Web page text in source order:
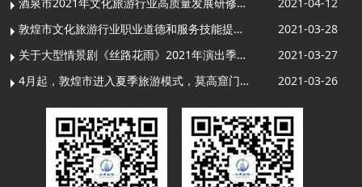
敦煌市文化旅游行业职业道德和服务技能提升导游专项培训成功举办
2021-03-28
关于大型情景剧《丝路花雨》2021年演出季开演的通知
2021-03-27
4月起，敦煌市进入夏季旅游模式，莫高窟门票价格调整
2021-03-26